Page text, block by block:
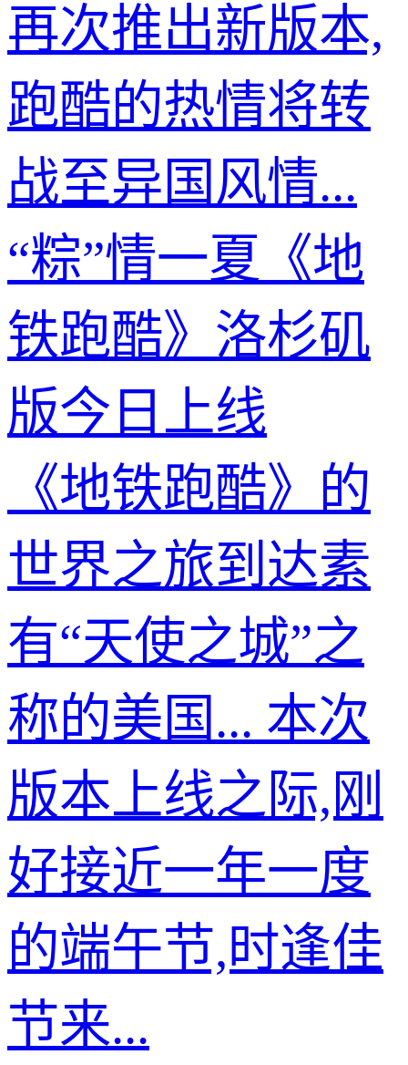
再次推出新版本,
跑酷的热情将转
战至异国风情...
“粽”情一夏《地
铁跑酷》洛杉矶
版今日上线
《地铁跑酷》的
世界之旅到达素
有“天使之城”之
称的美国... 本次
版本上线之际,刚
好接近一年一度
的端午节,时逢佳
节来...